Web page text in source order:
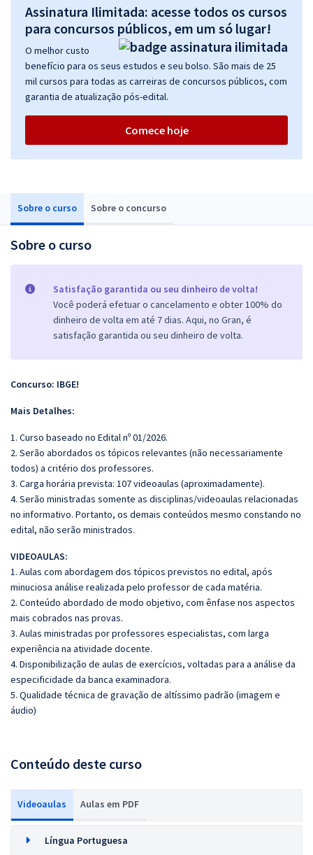
Sobre o curso Sobre o concurso
Sobre o curso
Satisfação garantida ou seu dinheiro de volta!
Você poderá efetuar o cancelamento e obter 100% do
dinheiro de volta em até 7 dias. Aqui, no Gran, é
satisfação garantida ou seu dinheiro de volta.
Concurso: IBGE!
Mais Detalhes:
1. Curso baseado no Edital nº 01/2026.
2. Serão abordados os tópicos relevantes (não necessariamente
todos) a critério dos professores.
3. Carga horária prevista: 107 videoaulas (aproximadamente).
4. Serão ministradas somente as disciplinas/videoaulas relacionadas
no informativo. Portanto, os demais conteúdos mesmo constando no
edital, não serão ministrados.
VIDEOAULAS:
1. Aulas com abordagem dos tópicos previstos no edital, após
minuciosa análise realizada pelo professor de cada matéria.
2. Conteúdo abordado de modo objetivo, com ênfase nos aspectos
mais cobrados nas provas.
3. Aulas ministradas por professores especialistas, com larga
experiência na atividade docente.
4. Disponibilização de aulas de exercícios, voltadas para a análise da
especificidade da banca examinadora.
5. Qualidade técnica de gravação de altíssimo padrão (imagem e
áudio)
Conteúdo deste curso
Videoaulas Aulas em PDF
Língua Portuguesa
Assinatura Ilimitada: acesse todos os cursos
para concursos públicos, em um só lugar!
O melhor custo
benefício para os seus estudos e seu bolso. São mais de 25
mil cursos para todas as carreiras de concursos públicos, com
garantia de atualização pós-edital.
Comece hoje